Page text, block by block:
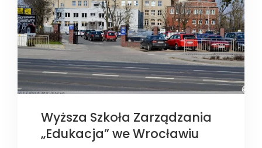
Wyższa Szkoła Zarządzania
„Edukacja” we Wrocławiu